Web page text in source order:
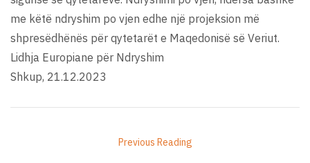
me këtë ndryshim po vjen edhe një projeksion më
shpresëdhënës për qytetarët e Maqedonisë së Veriut.
Lidhja Europiane për Ndryshim
Shkup, 21.12.2023
Previous Reading